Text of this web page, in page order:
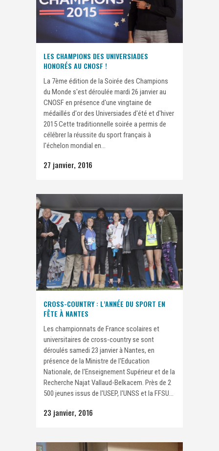
LES CHAMPIONS DES UNIVERSIADES
HONORÉS AU CNOSF !
La 7ème édition de la Soirée des Champions
du Monde s'est déroulée mardi 26 janvier au
CNOSF en présence d'une vingtaine de
médaillés d'or des Universiades d'été et d'hiver
2015 Cette traditionnelle soirée a permis de
célébrer la réussite du sport français à
l'échelon mondial en...
27 janvier, 2016
CROSS-COUNTRY : L’ANNÉE DU SPORT EN
FÊTE À NANTES
Les championnats de France scolaires et
universitaires de cross-country se sont
déroulés samedi 23 janvier à Nantes, en
présence de la Ministre de l'Education
Nationale, de l'Enseignement Supérieur et de la
Recherche Najat Vallaud-Belkacem. Près de 2
500 jeunes issus de l'USEP, l'UNSS et la FFSU...
23 janvier, 2016